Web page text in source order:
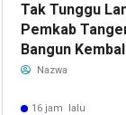
Tak Tunggu
Pemkab
Bangun
Warga yang
Nazwa
16 jam lalu